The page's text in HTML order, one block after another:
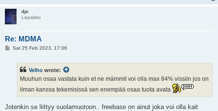
dpi
Lepakko
Re: MDMA
PSat 25 Feb 2023, 17:06
Velho wrote:
Muuhun osaa vastata kuin et ne mämmit voi olla max 84% vissiin jos on
ilman kanssa tekemisissä sen enempää osaa tuota avata
Jotenkin se liittyy suolamuotoon.. freebase on ainut joka voi olla kait